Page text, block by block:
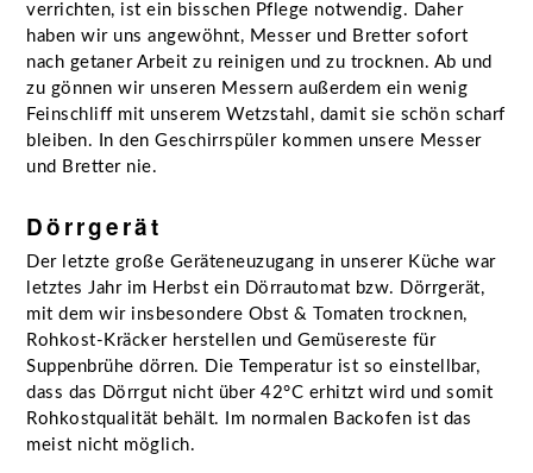
verrichten, ist ein bisschen Pflege notwendig. Daher
haben wir uns angewöhnt, Messer und Bretter sofort
nach getaner Arbeit zu reinigen und zu trocknen. Ab und
zu gönnen wir unseren Messern außerdem ein wenig
Feinschliff mit unserem Wetzstahl, damit sie schön scharf
bleiben. In den Geschirrspüler kommen unsere Messer
und Bretter nie.
Dörrgerät
Der letzte große Geräteneuzugang in unserer Küche war
letztes Jahr im Herbst ein Dörrautomat bzw. Dörrgerät,
mit dem wir insbesondere Obst & Tomaten trocknen,
Rohkost-Kräcker herstellen und Gemüsereste für
Suppenbrühe dörren. Die Temperatur ist so einstellbar,
dass das Dörrgut nicht über 42°C erhitzt wird und somit
Rohkostqualität behält. Im normalen Backofen ist das
meist nicht möglich.